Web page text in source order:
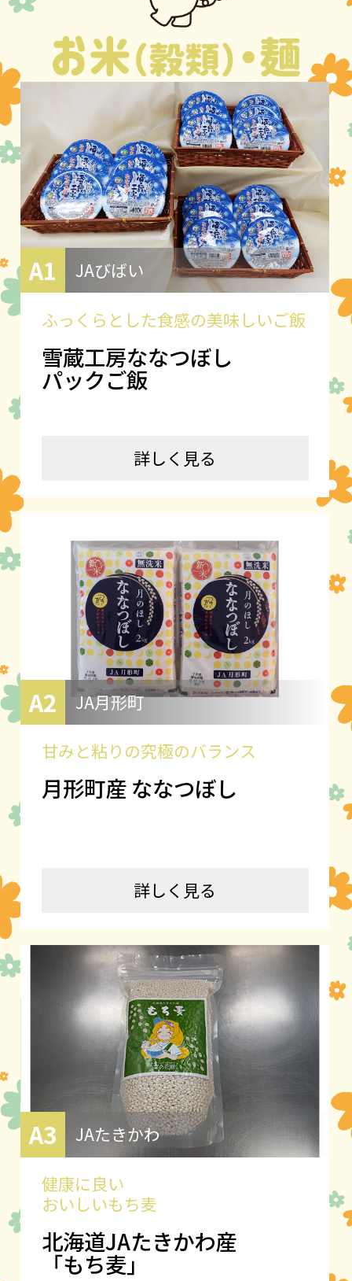
A1 JAびばい
ふっくらとした食感の美味しいご飯
雪蔵工房ななつぼし
パックご飯
詳しく見る
A2 JA月形町
甘みと粘りの究極のバランス
月形町産 ななつぼし
詳しく見る
A3 JAたきかわ
健康に良い
おいしいもち麦
北海道JAたきかわ産
「もち麦」